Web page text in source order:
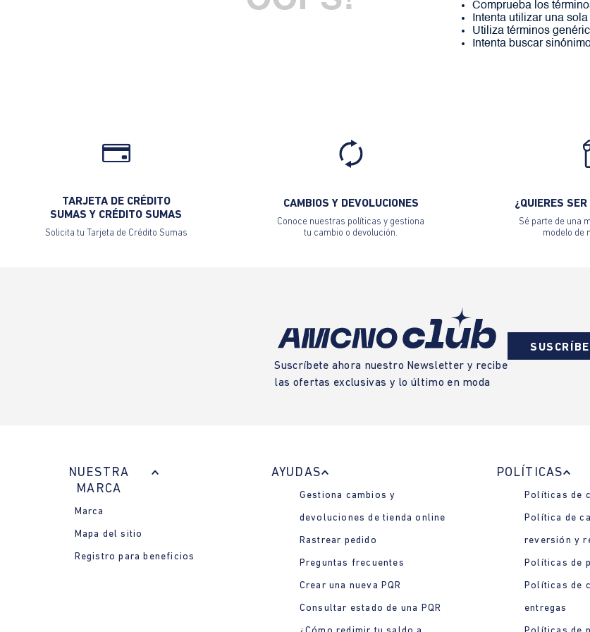
Comprueba los
Intenta utilizar una
Utiliza términos
Intenta buscar
TARJETA DE CRÉDITO
SUMAS Y CRÉDITO SUMAS
Solicita tu Tarjeta de Crédito Sumas
CAMBIOS Y DEVOLUCIONES
Conoce nuestras políticas y gestiona
tu cambio o devolución.
¿QUIERES
Sé parte de una
modelo de
Suscríbete ahora nuestro Newsletter y recibe
las ofertas exclusivas y lo último en moda
NUESTRA
MARCA
Marca
Mapa del sitio
Registro para beneficios
AYUDAS
Gestiona cambios y
devoluciones de tienda online
Rastrear pedido
Preguntas frecuentes
Crear una nueva PQR
Consultar estado de una PQR
POLÍTICAS
Políticas de
Política de
reversión y
Políticas de
Políticas de
entregas